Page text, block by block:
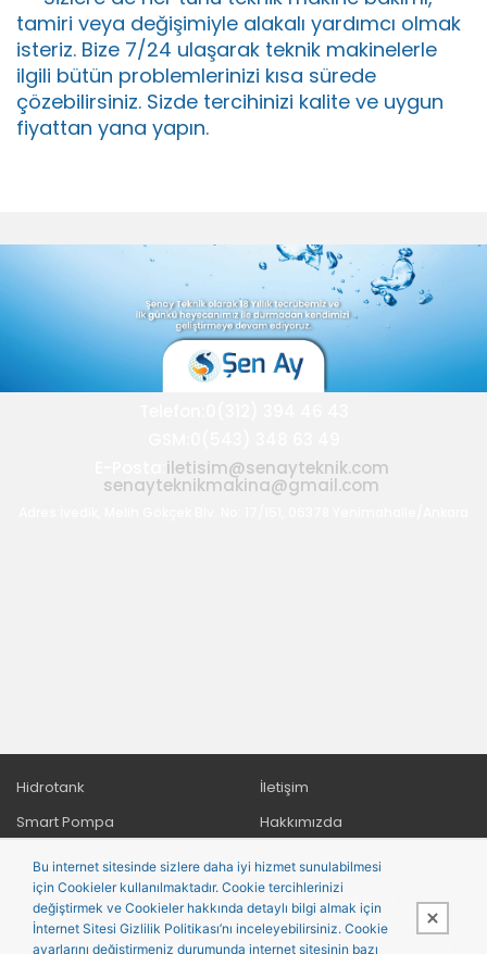
tamiri veya değişimiyle alakalı yardımcı olmak
isteriz. Bize 7/24 ulaşarak teknik makinelerle
ilgili bütün problemlerinizi kısa sürede
çözebilirsiniz. Sizde tercihinizi kalite ve uygun
fiyattan yana yapın.
iletisim@senayteknik.com
senayteknikmakina@gmail.com
Hidrotank
Smart Pompa
Yağmur Tarım Makineleri
Standart Pompa
Exen Pompa
İletişim
Hakkımızda
BIZI TAKIP EDIN
Bu internet sitesinde sizlere daha iyi hizmet sunulabilmesi
için Cookieler kullanılmaktadır. Cookie tercihlerinizi
değiştirmek ve Cookieler hakkında detaylı bilgi almak için
İnternet Sitesi Gizlilik Politikası’nı inceleyebilirsiniz. Cookie
ayarlarını değiştirmeniz durumunda internet sitesinin bazı